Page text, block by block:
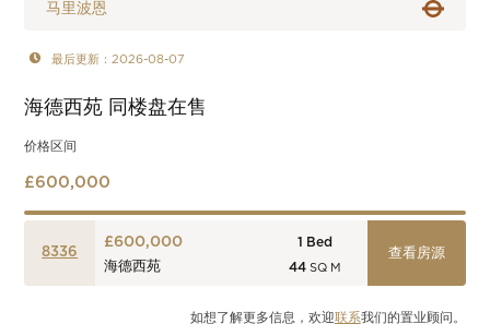
马里波恩
最后更新：2026-08-07
海德西苑 同楼盘在售
价格区间
£600,000
8336
£600,000
海德西苑
1
Bed
44 SQ M
查看房源
如想了解更多信息，欢迎联系我们的置业顾问。